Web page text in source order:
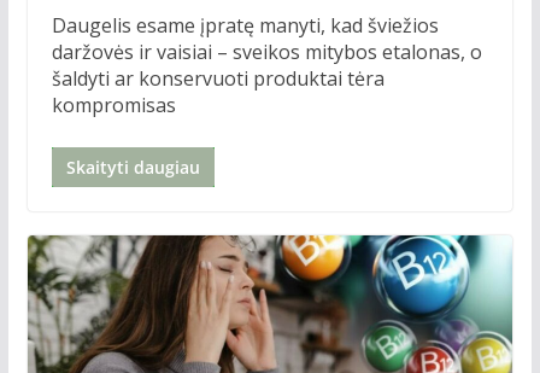
Daugelis esame įpratę manyti, kad šviežios
daržovės ir vaisiai – sveikos mitybos etalonas, o
šaldyti ar konservuoti produktai tėra
kompromisas
Skaityti daugiau